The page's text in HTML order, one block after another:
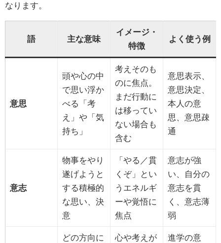
なります。
語 主な意味
イメージ・
特徴
よく使う例
意思
頭や心の中
で思い浮か
べる「考
え」や「気
持ち」
考えそのも
のに焦点。
まだ行動に
は移ってい
ない場合も
含む
意思表示、
意思決定、
本人の意
思、意思疎
通
意志
物事をやり
遂げようと
する積極的
な思い、決
意
「やる／貫
くぞ」とい
うエネルギ
ーや覚悟に
焦点
意志が強
い、自分の
意志を貫
く、意志薄
弱
どの方向に 心や考えが 進学の意